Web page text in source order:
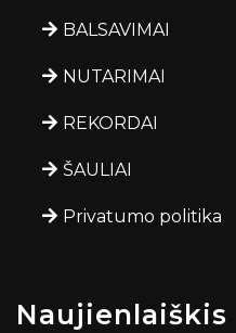
BALSAVIMAI
NUTARIMAI
REKORDAI
ŠAULIAI
Privatumo politika
Naujienlaiškis